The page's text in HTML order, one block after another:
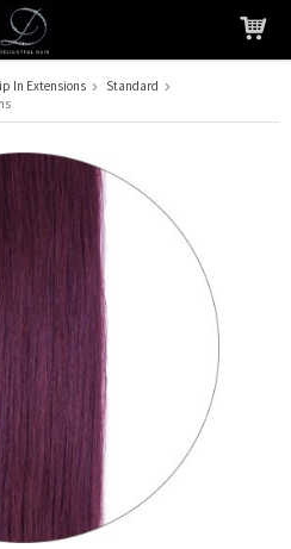
Ihren Warenkorb gelegt
In Extensions
Standard